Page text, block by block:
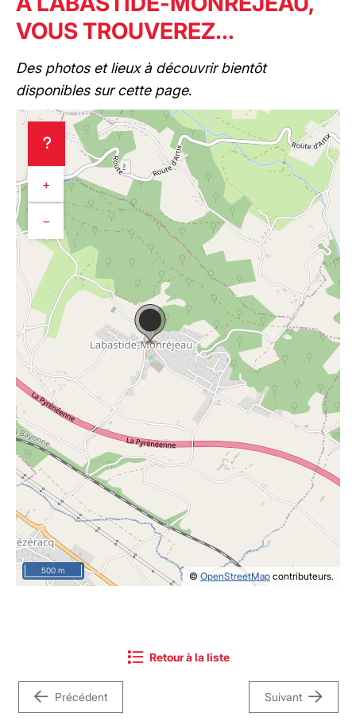
VOUS TROUVEREZ…
Des photos et lieux à découvrir bientôt
disponibles sur cette page.
+
−
© OpenStreetMap contributeurs.
500 m
Précédent
Retour à la liste
Suivant